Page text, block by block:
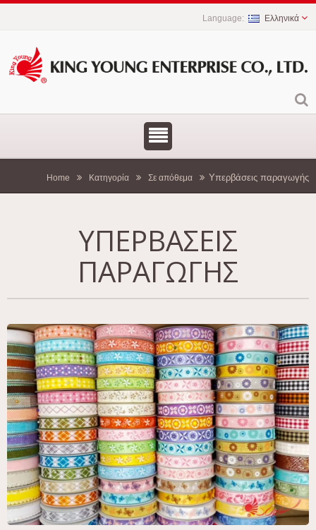
Ελληνικά
Home Κατηγορία Σε απόθεμα Υπερβάσεις παραγωγής
ΥΠΕΡΒΆΣΕΙΣ
ΠΑΡΑΓΩΓΉΣ